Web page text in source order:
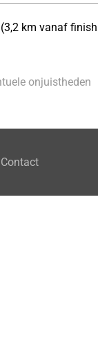
(3,2 km vanaf
onjuistheden
Contact